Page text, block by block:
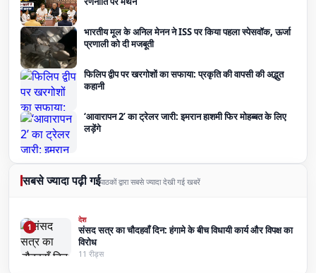
भारतीय मूल के अनिल मेनन ने ISS पर किया पहला स्पेसवॉक, ऊर्जा
प्रणाली को दी मजबूती
फिलिप द्वीप पर खरगोशों का सफाया: प्रकृति की वापसी की अद्भुत
कहानी
‘आवारापन 2’ का ट्रेलर जारी: इमरान हाशमी फिर मोहब्बत के लिए
लड़ेंगे
सबसे ज्यादा पढ़ी गईपाठकों द्वारा सबसे ज्यादा देखी गई खबरें
1
देश
संसद सत्र का चौदहवाँ दिन: हंगामे के बीच विधायी कार्य और विपक्ष का
विरोध
11 रीड्स